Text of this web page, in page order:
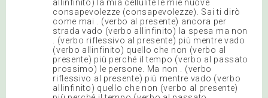
allinfinito) la mia cellulite le mie nuove
consapevolezze (consapevolezze). Sai ti dirò
come mai . (verbo al presente) ancora per
strada vado (verbo allinfinito) la spesa ma non
. (verbo riflessivo al presente) più mentre vado
(verbo allinfinito) quello che non (verbo al
presente) più perché il tempo (verbo al passato
prossimo) le persone. Ma non . (verbo
riflessivo al presente) più mentre vado (verbo
allinfinito) quello che non (verbo al presente)